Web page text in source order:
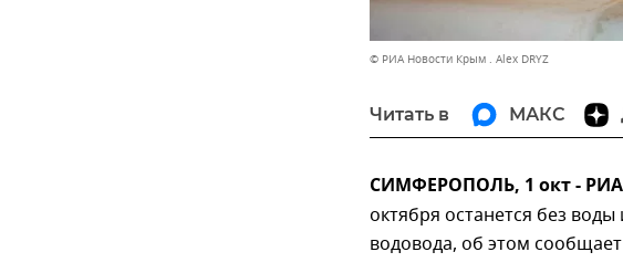
© РИА Новости Крым . Alex DRYZ
Читать в МАКС
СИМФЕРОПОЛЬ, 1 окт -
октября останется без
водовода, об этом